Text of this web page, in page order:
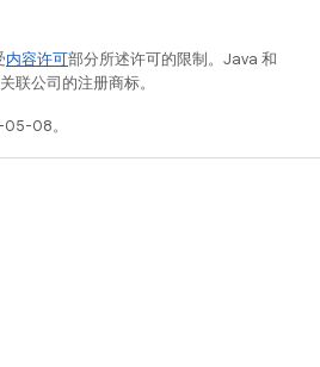
内容许可部分所述许可的限制。Java 和
联公司的注册商标。
08。